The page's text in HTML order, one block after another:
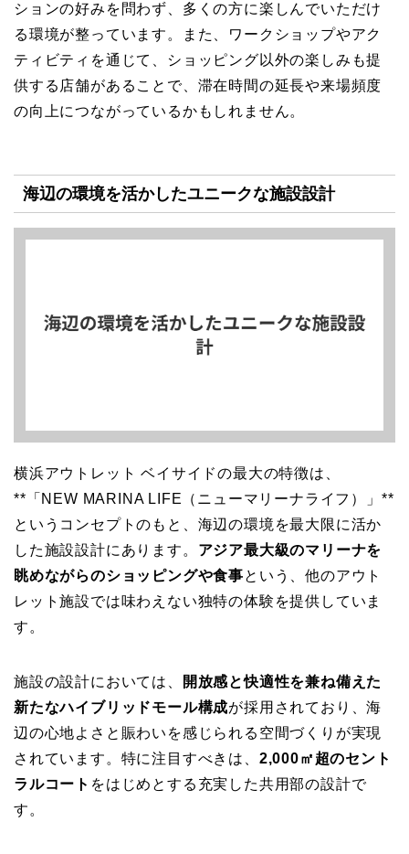
ションの好みを問わず、多くの方に楽しんでいただけ
る環境が整っています。また、ワークショップやアク
ティビティを通じて、ショッピング以外の楽しみも提
供する店舗があることで、滞在時間の延長や来場頻度
の向上につながっているかもしれません。
海辺の環境を活かしたユニークな施設設計
横浜アウトレット ベイサイドの最大の特徴は、
**「NEW MARINA LIFE（ニューマリーナライフ）」**
というコンセプトのもと、海辺の環境を最大限に活か
した施設設計にあります。 アジア最大級のマリーナを
眺めながらのショッピングや食事という、他のアウト
レット施設では味わえない独特の体験を提供していま
す。
施設の設計においては、
開放感と快適性を兼ね備えた
新たなハイブリッドモール構成が採用されており、海
辺の心地よさと賑わいを感じられる空間づくりが実現
されています。特に注目すべきは、 2,000㎡超のセント
ラルコート をはじめとする充実した共用部の設計で
す。